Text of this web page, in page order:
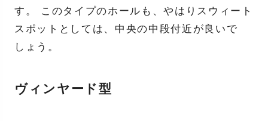
す。 このタイプのホールも、やはりスウィート
スポットとしては、中央の中段付近が良いで
しょう。
ヴィンヤード型